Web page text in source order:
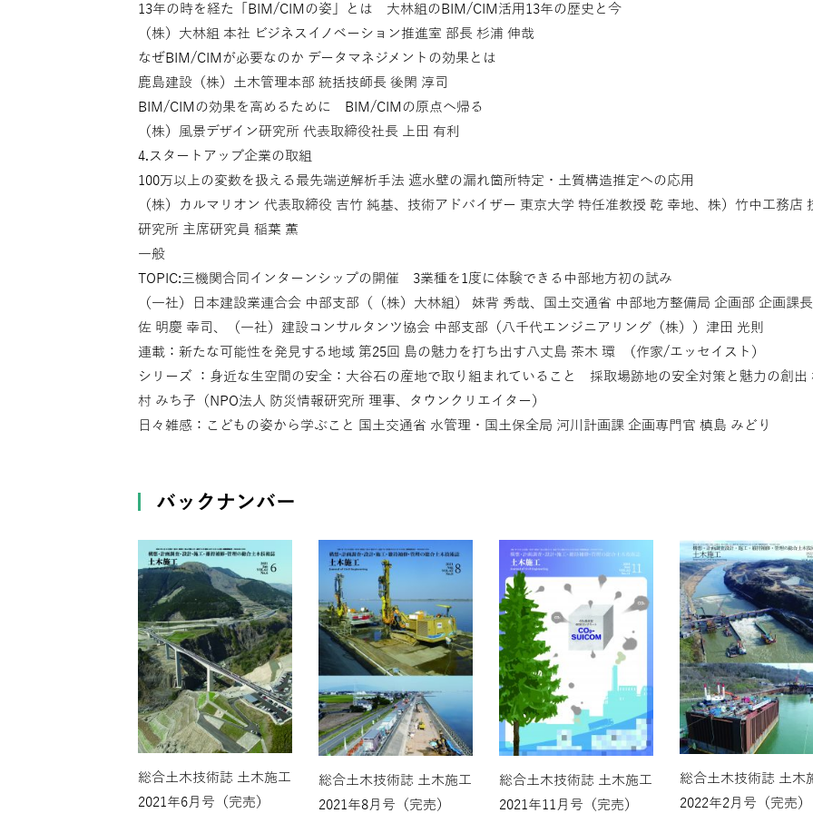
13年の時を経た「BIM/CIMの姿」とは 大林組のBIM/CIM活用13年の歴史と今
（株）大林組 本社 ビジネスイノベーション推進室 部長 杉浦 伸哉
なぜBIM/CIMが必要なのか データマネジメントの効果とは
鹿島建設（株）土木管理本部 統括技師長 後閑 淳司
BIM/CIMの効果を高めるために BIM/CIMの原点へ帰る
（株）風景デザイン研究所 代表取締役社長 上田 有利
4.スタートアップ企業の取組
100万以上の変数を扱える最先端逆解析手法 遮水壁の漏れ箇所特定・土質構造推定への応用
（株）カルマリオン 代表取締役 吉竹 純基、技術アドバイザー 東京大学 特任准教授 乾 幸地、株）竹中工務店
研究所 主席研究員 稲葉 薫
一般
TOPIC:三機関合同インターンシップの開催 3業種を1度に体験できる中部地方初の試み
（一社）日本建設業連合会 中部支部（（株）大林組） 妹背 秀哉、国土交通省 中部地方整備局 企画部 企画課
佐 明慶 幸司、（一社）建設コンサルタンツ協会 中部支部（八千代エンジニアリング（株））津田 光則
連載：新たな可能性を発見する地域 第25回 島の魅力を打ち出す八丈島 茶木 環 （作家/エッセイスト）
シリーズ ：身近な生空間の安全：大谷石の産地で取り組まれていること 採取場跡地の安全対策と魅力の創出
村 みち子（NPO法人 防災情報研究所 理事、タウンクリエイター）
日々雑感：こどもの姿から学ぶこと 国土交通省 水管理・国土保全局 河川計画課 企画専門官 槙島 みどり
バックナンバー
総合土木技術誌 土木施工
2021年6月号（完売）
総合土木技術誌 土木施工
2021年8月号（完売）
総合土木技術誌 土木施工
2021年11月号（完売）
総合土木技術誌 土木
2022年2月号（完売）